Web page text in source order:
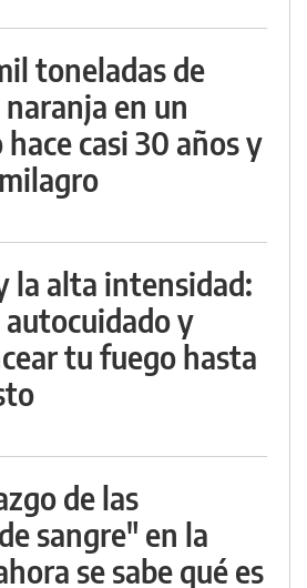
toneladas de
naranja en un
hace casi 30 años y
la alta intensidad:
autocuidado y
tu fuego hasta
de las
sangre" en la
se sabe qué es